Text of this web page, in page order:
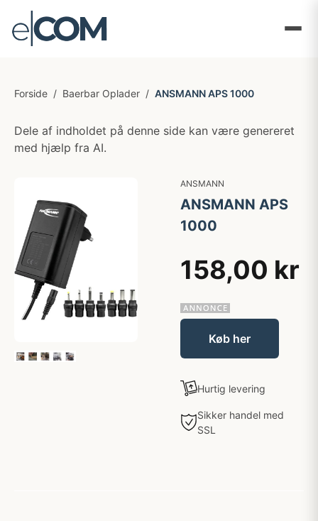
Forside / Baerbar Oplader / ANSMANN APS 1000
Dele af indholdet på denne side kan være genereret
med hjælp fra AI.
ANSMANN
ANSMANN APS
1000
158,00 kr
Køb her
Hurtig levering
Sikker handel med
SSL